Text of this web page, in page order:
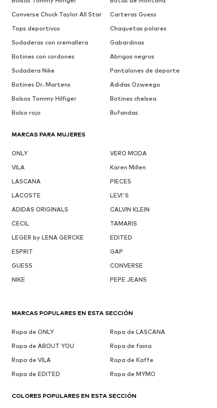
Converse Chuck Taylor All Star
Carteras Guess
Tops deportivos
Chaquetas polares
Sudaderas con cremallera
Gabardinas
Botines con cordones
Abrigos negros
Sudadera Nike
Pantalones de deporte
Botines Dr. Martens
Adidas Ozweego
Bolsos Tommy Hilfiger
Botines chelsea
Bolso rojo
Bufandas
MARCAS PARA MUJERES
ONLY
VERO MODA
VILA
Karen Millen
LASCANA
PIECES
LACOSTE
LEVI'S
ADIDAS ORIGINALS
CALVIN KLEIN
CECIL
TAMARIS
LEGER by LENA GERCKE
EDITED
ESPRIT
GAP
GUESS
CONVERSE
NIKE
PEPE JEANS
MARCAS POPULARES EN ESTA SECCIÓN
Ropa de ONLY
Ropa de LASCANA
Ropa de ABOUT YOU
Ropa de faina
Ropa de VILA
Ropa de Kaffe
Ropa de EDITED
Ropa de MYMO
COLORES POPULARES EN ESTA SECCIÓN